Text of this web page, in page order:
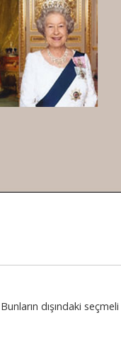
dışındaki seçmeli